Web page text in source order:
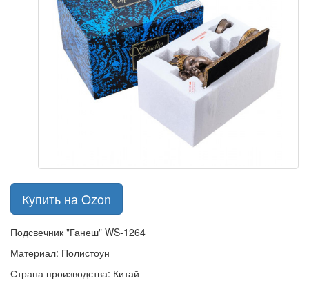
Купить на Ozon
Подсвечник "Ганеш" WS-1264
Материал: Полистоун
Страна производства: Китай